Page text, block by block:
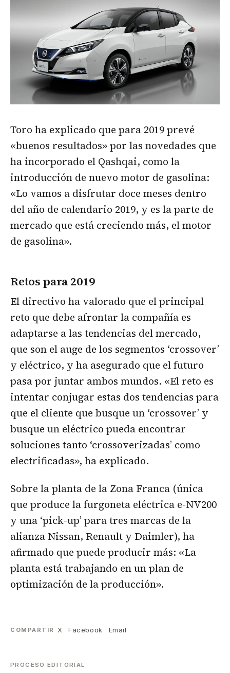
Toro ha explicado que para 2019 prevé
«buenos resultados» por las novedades que
ha incorporado el Qashqai, como la
introducción de nuevo motor de gasolina:
«Lo vamos a disfrutar doce meses dentro
del año de calendario 2019, y es la parte de
mercado que está creciendo más, el motor
de gasolina».
Retos para 2019
El directivo ha valorado que el principal
reto que debe afrontar la compañía es
adaptarse a las tendencias del mercado,
que son el auge de los segmentos ‘crossover’
y eléctrico, y ha asegurado que el futuro
pasa por juntar ambos mundos. «El reto es
intentar conjugar estas dos tendencias para
que el cliente que busque un ‘crossover’ y
busque un eléctrico pueda encontrar
soluciones tanto ‘crossoverizadas’ como
electrificadas», ha explicado.
Sobre la planta de la Zona Franca (única
que produce la furgoneta eléctrica e-NV200
y una ‘pick-up’ para tres marcas de la
alianza Nissan, Renault y Daimler), ha
afirmado que puede producir más: «La
planta está trabajando en un plan de
optimización de la producción».
COMPARTIR X Facebook Email
PROCESO EDITORIAL